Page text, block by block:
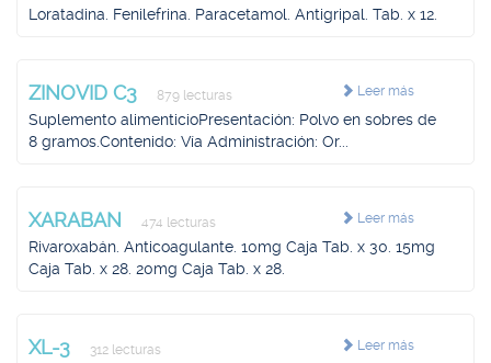
Loratadina. Fenilefrina. Paracetamol. Antigripal. Tab. x 12.
Leer más
ZINOVID C3 879 lecturas
Suplemento alimenticioPresentación: Polvo en sobres de
8 gramos.Contenido: Vía Administración: Or...
Leer más
XARABAN 474 lecturas
Rivaroxabán. Anticoagulante. 10mg Caja Tab. x 30. 15mg
Caja Tab. x 28. 20mg Caja Tab. x 28.
Leer más
XL-3 312 lecturas